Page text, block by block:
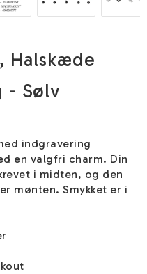
Halskæde
- Sølv
indgravering
en valgfri charm. Din
i midten, og den
mønten. Smykket er i